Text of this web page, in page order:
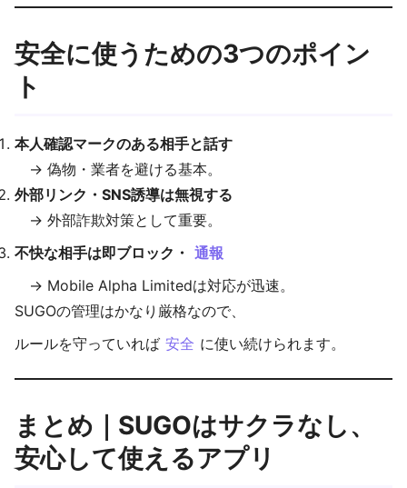
安全に使うための3つのポイン
ト
本人確認マークのある相手と話す
→ 偽物・業者を避ける基本。
外部リンク・SNS誘導は無視する
→ 外部詐欺対策として重要。
不快な相手は即ブロック・ 通報
→ Mobile Alpha Limitedは対応が迅速。
SUGOの管理はかなり厳格なので、
ルールを守っていれば 安全 に使い続けられます。
まとめ｜SUGOはサクラなし、
安心して使えるアプリ